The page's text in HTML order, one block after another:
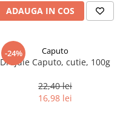
ADAUGA IN COS
-24% Caputo
Drojdie Caputo, cutie, 100g
22,40 lei
16,98 lei